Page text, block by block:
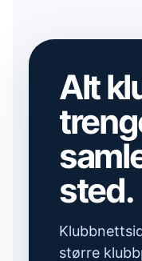
Alt
sted.
større